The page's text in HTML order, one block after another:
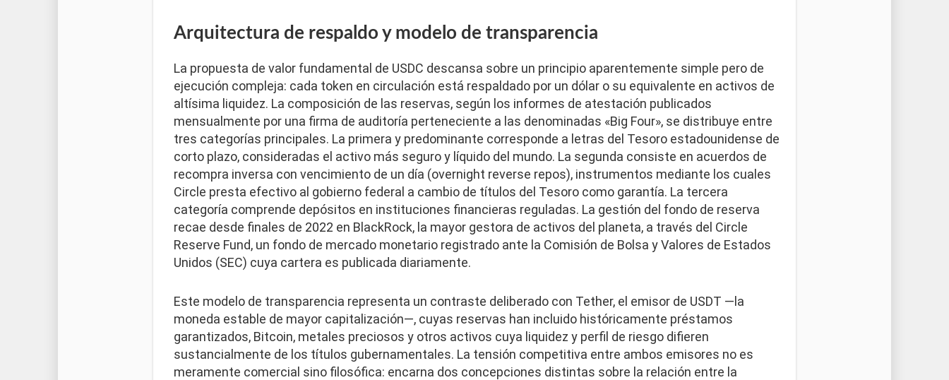
Arquitectura de respaldo y modelo de transparencia
La propuesta de valor fundamental de USDC descansa sobre un principio aparentemente simple pero de
ejecución compleja: cada token en circulación está respaldado por un dólar o su equivalente en activos de
altísima liquidez. La composición de las reservas, según los informes de atestación publicados
mensualmente por una firma de auditoría perteneciente a las denominadas «Big Four», se distribuye entre
tres categorías principales. La primera y predominante corresponde a letras del Tesoro estadounidense de
corto plazo, consideradas el activo más seguro y líquido del mundo. La segunda consiste en acuerdos de
recompra inversa con vencimiento de un día (overnight reverse repos), instrumentos mediante los cuales
Circle presta efectivo al gobierno federal a cambio de títulos del Tesoro como garantía. La tercera
categoría comprende depósitos en instituciones financieras reguladas. La gestión del fondo de reserva
recae desde finales de 2022 en BlackRock, la mayor gestora de activos del planeta, a través del Circle
Reserve Fund, un fondo de mercado monetario registrado ante la Comisión de Bolsa y Valores de Estados
Unidos (SEC) cuya cartera es publicada diariamente.
Este modelo de transparencia representa un contraste deliberado con Tether, el emisor de USDT —la
moneda estable de mayor capitalización—, cuyas reservas han incluido históricamente préstamos
garantizados, Bitcoin, metales preciosos y otros activos cuya liquidez y perfil de riesgo difieren
sustancialmente de los títulos gubernamentales. La tensión competitiva entre ambos emisores no es
meramente comercial sino filosófica: encarna dos concepciones distintas sobre la relación entre la